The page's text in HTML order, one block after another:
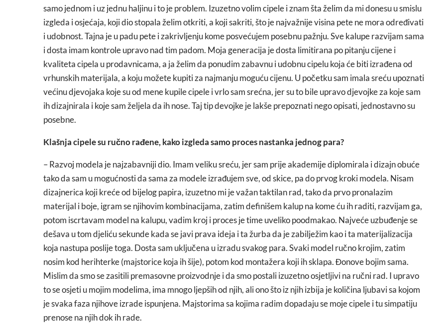
samo jednom i uz jednu haljinu i to je problem. Izuzetno volim cipele i znam šta želim da mi donesu u smislu
izgleda i osjećaja, koji dio stopala želim otkriti, a koji sakriti, što je najvažnije visina pete ne mora određivati
i udobnost. Tajna je u padu pete i zakrivljenju kome posvećujem posebnu pažnju. Sve kalupe razvijam sama
i dosta imam kontrole upravo nad tim padom. Moja generacija je dosta limitirana po pitanju cijene i
kvaliteta cipela u prodavnicama, a ja želim da ponudim zabavnu i udobnu cipelu koja će biti izrađena od
vrhunskih materijala, a koju možete kupiti za najmanju moguću cijenu. U početku sam imala sreću upoznati
većinu djevojaka koje su od mene kupile cipele i vrlo sam srećna, jer su to bile upravo djevojke za koje sam
ih dizajnirala i koje sam željela da ih nose. Taj tip devojke je lakše prepoznati nego opisati, jednostavno su
posebne.
Klašnja cipele su ručno rađene, kako izgleda samo proces nastanka jednog para?
– Razvoj modela je najzabavniji dio. Imam veliku sreću, jer sam prije akademije diplomirala i dizajn obuće
tako da sam u mogućnosti da sama za modele izrađujem sve, od skice, pa do prvog kroki modela. Nisam
dizajnerica koji kreće od bijelog papira, izuzetno mi je važan taktilan rad, tako da prvo pronalazim
materijal i boje, igram se njihovim kombinacijama, zatim definišem kalup na kome ću ih raditi, razvijam ga,
potom iscrtavam model na kalupu, vadim kroj i proces je time uveliko poodmakao. Najveće uzbuđenje se
dešava u tom djeliću sekunde kada se javi prava ideja i ta žurba da je zabilježim kao i ta materijalizacija
koja nastupa poslije toga. Dosta sam uključena u izradu svakog para. Svaki model ručno krojim, zatim
nosim kod herihterke (majstorice koja ih šije), potom kod montažera koji ih sklapa. Đonove bojim sama.
Mislim da smo se zasitili premasovne proizvodnje i da smo postali izuzetno osjetljivi na ručni rad. I upravo
to se osjeti u mojim modelima, ima mnogo ljepših od njih, ali ono što iz njih izbija je količina ljubavi sa kojom
je svaka faza njihove izrade ispunjena. Majstorima sa kojima radim dopadaju se moje cipele i tu simpatiju
prenose na njih dok ih rade.